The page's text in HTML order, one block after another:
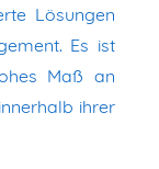
Lösungen
Es ist
Maß an
ihrer